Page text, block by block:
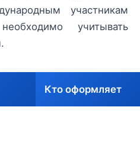
участникам
учитывать
Кто оформляет